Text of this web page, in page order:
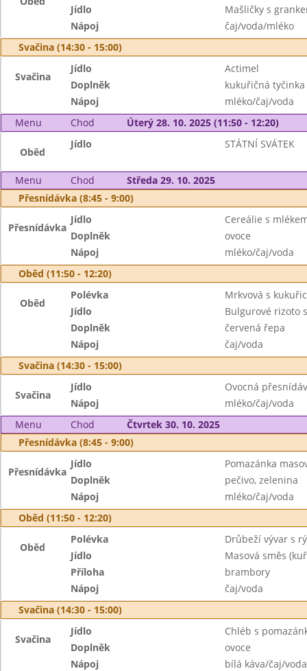
Jídlo
Mašličky s
Nápoj
čaj/voda/mléko
Svačina (14:30 - 15:00)
Svačina
Jídlo
Actimel
Doplněk
kukuřičná tyčinka
Nápoj
mléko/čaj/voda
Menu
Chod Úterý 28. 10. 2025 (11:50 - 12:20)
Oběd
Jídlo STÁTNÍ SVÁTEK
Menu Chod
Středa 29. 10. 2025
Přesnídávka (8:45 - 9:00)
Přesnídávka
Jídlo
Cereálie s
Doplněk
ovoce
Nápoj
mléko/čaj/voda
Oběd (11:50 - 12:20)
Oběd
Polévka
Mrkvová s
Jídlo
Bulgurové rizoto
Doplněk
červená řepa
Nápoj
čaj/voda
Svačina (14:30 - 15:00)
Svačina
Jídlo
Ovocná
Nápoj
mléko/čaj/voda
Menu
Chod
Čtvrtek 30. 10. 2025
Přesnídávka (8:45 - 9:00)
Přesnídávka
Jídlo
Pomazánka
Doplněk
pečivo, zelenina
Nápoj
mléko/čaj/voda
Oběd (11:50 - 12:20)
Oběd
Polévka
Drůbeží vývar s
Jídlo
Masová směs
Příloha
brambory
Nápoj
čaj/voda
Svačina (14:30 - 15:00)
Svačina
Jídlo
Chléb s
Doplněk
ovoce
Nápoj
bílá káva/čaj/voda